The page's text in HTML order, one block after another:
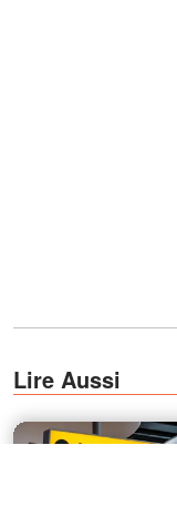
Lire Aussi